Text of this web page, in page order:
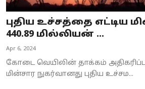
புதிய உச்சத்தை எட்டிய
440.89 மில்லியன் ...
Apr 6, 2024
கோடை வெயிலின் தாக்கம்
மின்சார நுகர்வானது புதிய உச்சம...